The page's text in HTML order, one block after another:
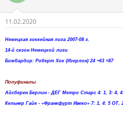
11.02.2020
Немецкая хоккейная лига 2007-08 г.
14-й сезон Немецкой лиги
Бомбардир: Роберт Хок (Изерлон) 24 +63 =87
Полуфиналы
Айсберен Берлин - ДЕГ Метро Старс 4: 1, 3: 4,
Кельнер Гайе - «Франкфурт Ивеко» 7: 1, 4: 5 ОТ,